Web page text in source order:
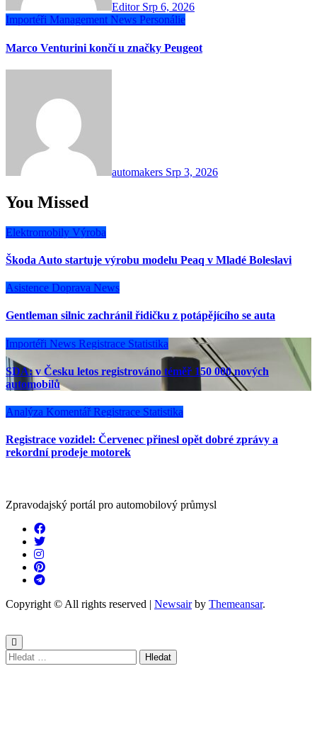
Editor Srp 6, 2026
Importéři Management News Personálie
Marco Venturini končí u značky Peugeot
automakers Srp 3, 2026
You Missed
Elektromobily Výroba
Škoda Auto startuje výrobu modelu Peaq v Mladé Boleslavi
Asistence Doprava News
Gentleman silnic zachránil řidičku z potápějícího se auta
Importéři News Registrace Statistika
SDA: v Česku letos registrováno téměř 150 000 nových
automobilů
Analýza Komentář Registrace Statistika
Registrace vozidel: Červenec přinesl opět dobré zprávy a
rekordní prodeje motorek
Zpravodajský portál pro automobilový průmysl
Copyright © All rights reserved | Newsairby Themeansar.
Vyhledávání